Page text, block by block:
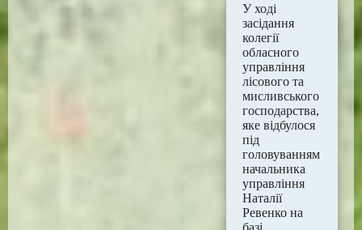
У ході
засідання
колегії
обласного
управління
лісового та
мисливського
господарства,
яке відбулося
під
головуванням
начальника
управління
Наталії
Ревенко на
базі